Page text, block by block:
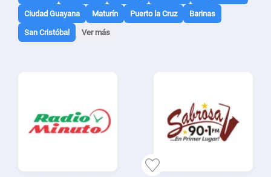
Ciudad Guayana Maturín Puerto la Cruz Barinas
San Cristóbal Ver más